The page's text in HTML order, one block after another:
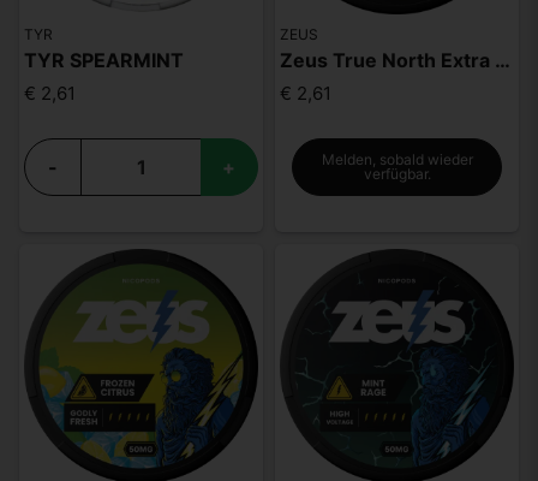
TYR
TYR SPEARMINT
€ 2,61
- +
ZEUS
Zeus True North Extra Strong
€ 2,61
Melden, sobald wieder
verfügbar.